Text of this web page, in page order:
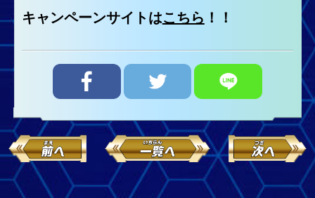
キャンペーンサイトはこちら ！！